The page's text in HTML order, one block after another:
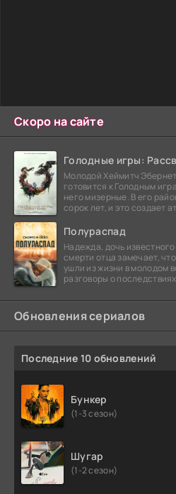
Скоро на сайте
Голодные игры:
Молодой Хеймитч
готовится к Голодным
него мизерные. В его
сорок лет, и это создает
Полураспад
Надежда, дочь
смерти отца замечает,
ушли из жизни в молодом
разговоры о
Обновления сериалов
Последние 10 обновлений
Бункер
(1-3 сезон)
Шугар
(1-2 сезон)